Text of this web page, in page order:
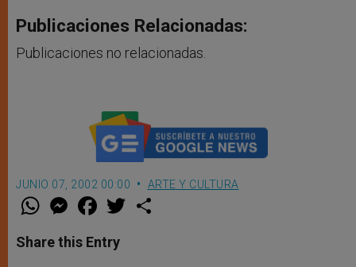
Publicaciones Relacionadas:
Publicaciones no relacionadas.
JUNIO 07, 2002 00:00 ARTE Y CULTURA
W
t
s
M
e
s
e
F
a
e
b
w
Share this Entry